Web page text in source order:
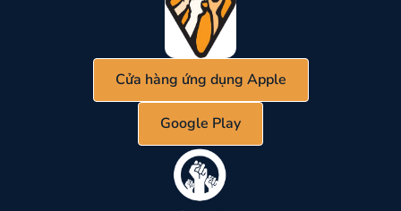
Cửa hàng ứng dụng Apple
Google Play